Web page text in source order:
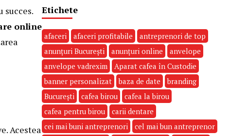
online
Acestea
Etichete
afaceri afaceri profitabile
antreprenori de top
anunțuri București
anunțuri online
anvelope
anvelope vadrexim
Aparat cafea în Custodie
banner personalizat
baza de date
branding
București
cafea birou
cafea la birou
cafea pentru birou
carii dentare
cei mai buni antreprenori
cel mai bun antreprenor